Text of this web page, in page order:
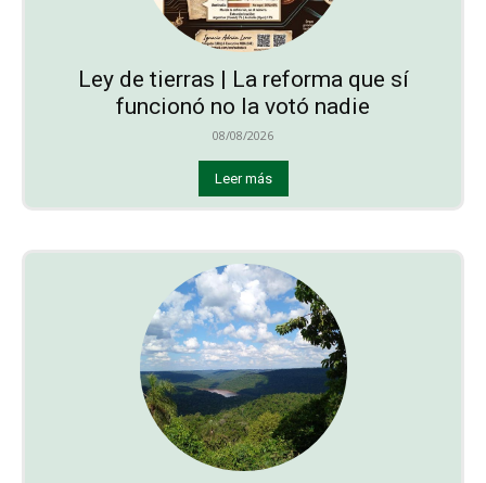
Ley de tierras | La reforma que sí
funcionó no la votó nadie
08/08/2026
Leer más